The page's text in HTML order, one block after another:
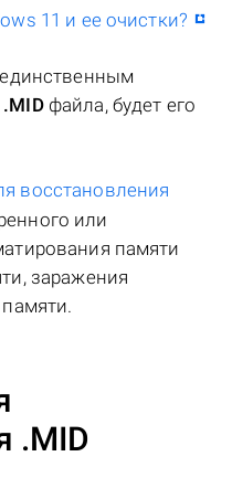
11 и ее очистки?
.MIDфайла, будет его
восстановления
или
памяти
заражения
.MID